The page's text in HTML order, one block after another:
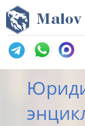
Malov